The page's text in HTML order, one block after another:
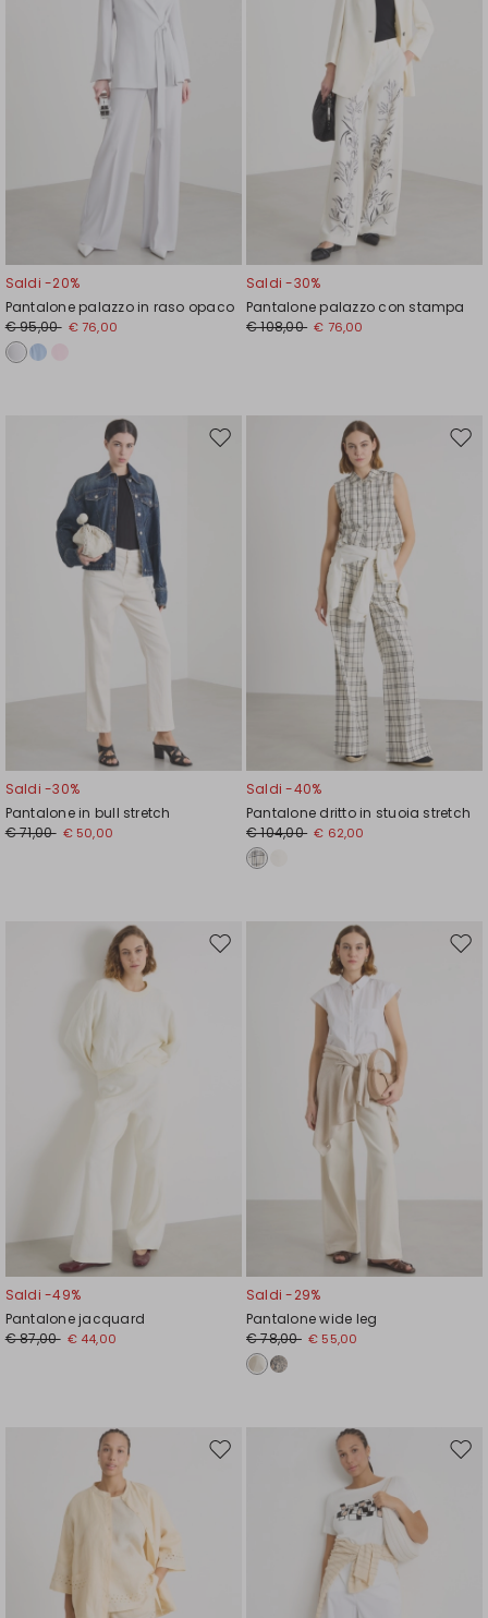
Saldi -20%
Pantalone palazzo in raso opaco
€ 95,00 € 76,00
Saldi -30%
Pantalone palazzo con stampa
€ 108,00 € 76,00
Sposta
Saldi -30%
Pantalone in bull stretch
€ 71,00 € 50,00
Saldi -40%
Pantalone dritto in stuoia stretch
€ 104,00 € 62,00
Sposta
Saldi -49%
Pantalone jacquard
€ 87,00 € 44,00
Saldi -29%
Pantalone wide leg
€ 78,00 € 55,00
Sposta